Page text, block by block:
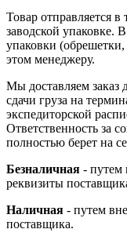
Товар отправляется
заводской упаковке.
упаковки
этом менеджеру.
Мы доставляем заказ
сдачи груза на
экспедиторской
Ответственность за
полностью берет на
Безналичная - путем
реквизиты
Наличная - путем
поставщика.